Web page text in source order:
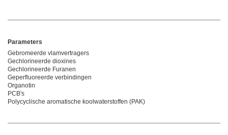
Parameters
Gebromeerde vlamvertragers
Gechlorineerde dioxines
Gechlorineerde Furanen
Geperfluoreerde verbindingen
Organotin
PCB's
Polycyclische aromatische koolwaterstoffen (PAK)